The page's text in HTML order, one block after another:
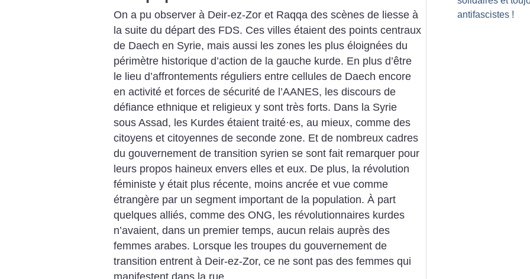
On a pu observer à Deir-ez-Zor et Raqqa des scènes de liesse à
la suite du départ des FDS. Ces villes étaient des points centraux
de Daech en Syrie, mais aussi les zones les plus éloignées du
périmètre historique d’action de la gauche kurde. En plus d’être
le lieu d’affrontements réguliers entre cellules de Daech encore
en activité et forces de sécurité de l’AANES, les discours de
défiance ethnique et religieux y sont très forts. Dans la Syrie
sous Assad, les Kurdes étaient traité·es, au mieux, comme des
citoyens et citoyennes de seconde zone. Et de nombreux cadres
du gouvernement de transition syrien se sont fait remarquer pour
leurs propos haineux envers elles et eux. De plus, la révolution
féministe y était plus récente, moins ancrée et vue comme
étrangère par un segment important de la population. À part
quelques alliés, comme des ONG, les révolutionnaires kurdes
n’avaient, dans un premier temps, aucun relais auprès des
femmes arabes. Lorsque les troupes du gouvernement de
transition ­entrent à Deir-ez-Zor, ce ne sont pas des femmes qui
antifascistes !